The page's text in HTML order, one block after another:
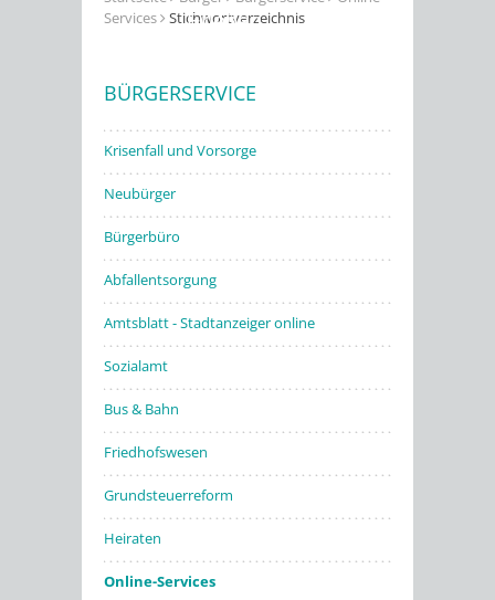
Erleben
Services
Stichwortverzeichnis
BÜRGERSERVICE
Krisenfall und Vorsorge
Neubürger
Bürgerbüro
Abfallentsorgung
Amtsblatt - Stadtanzeiger online
Sozialamt
Bus & Bahn
Friedhofswesen
Grundsteuerreform
Heiraten
Online-Services